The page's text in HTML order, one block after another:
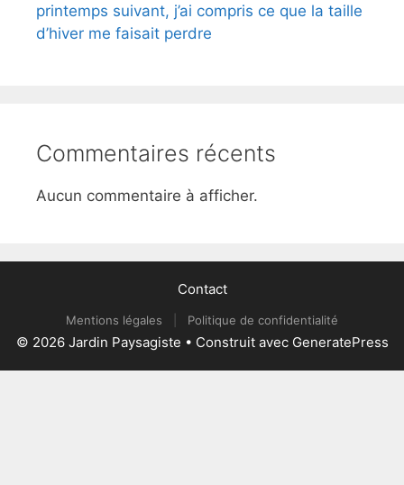
printemps suivant, j’ai compris ce que la taille
d’hiver me faisait perdre
Commentaires récents
Aucun commentaire à afficher.
Contact
Mentions légales Politique de confidentialité
© 2026 Jardin Paysagiste • Construit avec GeneratePress